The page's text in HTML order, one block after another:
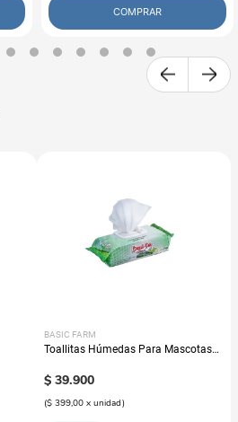
COMPRAR
BASIC FARM
Toallitas Húmedas Para Mascotas
$ 39.900
($ 399,00 x unidad)